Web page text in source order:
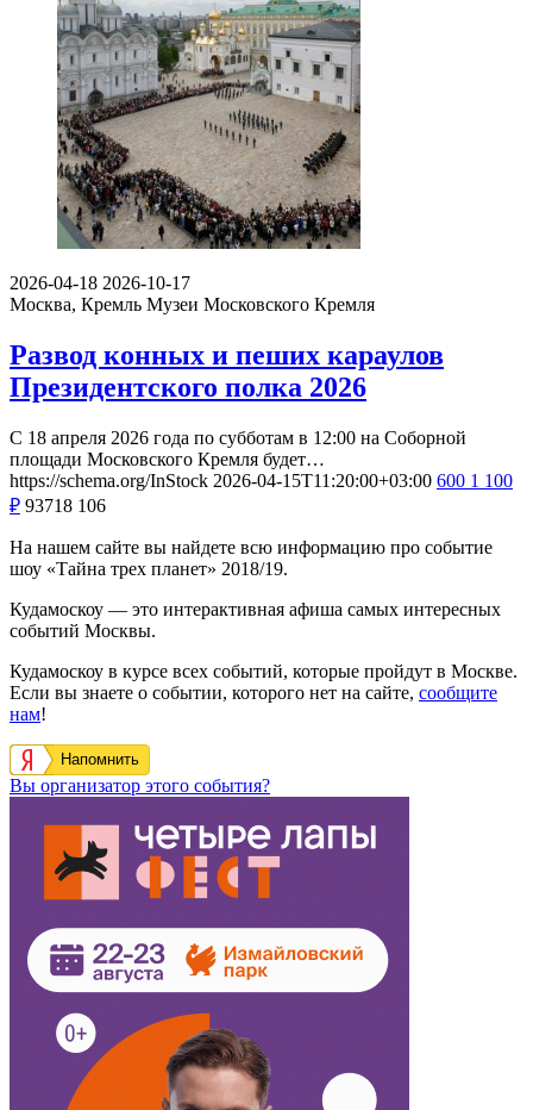
2026-04-18 2026-10-17
Москва, Кремль Музеи Московского Кремля
Развод конных и пеших караулов
Президентского полка 2026
С 18 апреля 2026 года по субботам в 12:00 на Соборной
площади Московского Кремля будет…
https://schema.org/InStock 2026-04-15T11:20:00+03:00 600 1 100
₽ 93718 106
На нашем сайте вы найдете всю информацию про событие
шоу «Тайна трех планет» 2018/19.
Кудамоскоу — это интерактивная афиша самых интересных
событий Москвы.
Кудамоскоу в курсе всех событий, которые пройдут в Москве.
Если вы знаете о событии, которого нет на сайте, сообщите
нам!
Напомнить
Вы организатор этого события?